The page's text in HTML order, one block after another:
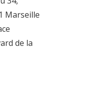
Marseille
de la